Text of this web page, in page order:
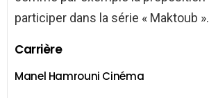
participer dans la série « Maktoub ».
Carrière
Manel Hamrouni Cinéma